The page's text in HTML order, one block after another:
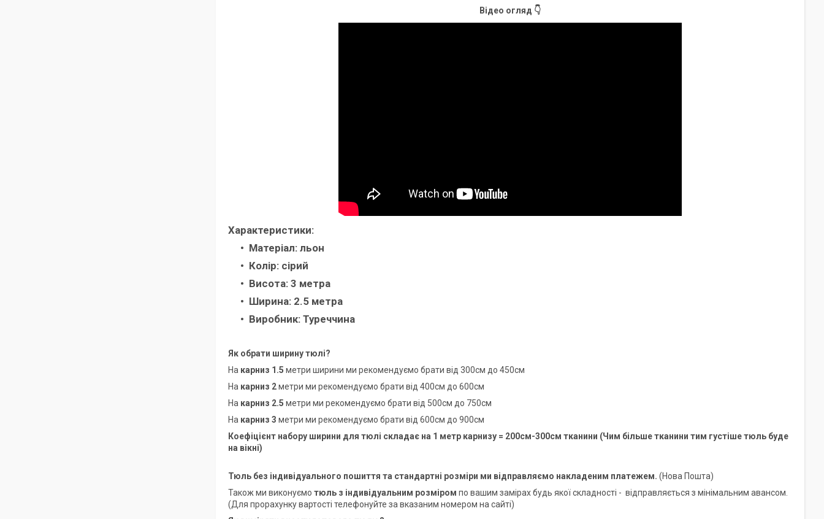
Відео огляд 👇
Характеристики:
Матеріал: льон
Колір: сірий
Висота: 3 метра
Ширина: 2.5 метра
Виробник: Туреччина
Як обрати ширину тюлі?
На карниз 1.5 метри ширини ми рекомендуємо брати від 300см до 450см
На карниз 2метри ми рекомендуємо брати від 400см до 600см
На карниз 2.5 метри ми рекомендуємо брати від 500см до 750см
На карниз 3 метри ми рекомендуємо брати від 600см до 900см
Коефіцієнт набору ширини для тюлі складає на 1 метр карнизу = 200см-300см тканини (Чим більше тканини тим густіше тюль буде
на вікні)
Тюль без індивідуального пошиття та стандартні розміри ми відправляємо накладеним платежем. (Нова Пошта)
Також ми виконуємо тюль з індивідуальним розміром по вашим замірах будь якої складності - відправляється з мінімальним авансом.
(Для прорахунку вартості телефонуйте за вказаним номером на сайті)